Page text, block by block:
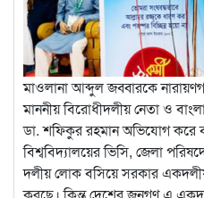
মাওলানা আব্দুল জব্বারকে
মাননীয় বিরোধীদলীয় নেতা ও
ডা. শফিকুর রহমান অভিযোগ করে
বিশ্ববিদ্যালয়ের ভিসি, জেলা
দলীয় লোক বসিয়ে সরকার একদলীয়